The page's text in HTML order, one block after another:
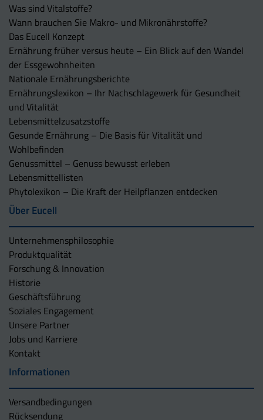
Was sind Vitalstoffe?
Wann brauchen Sie Makro- und Mikronährstoffe?
Das Eucell Konzept
Ernährung früher versus heute – Ein Blick auf den Wandel
der Essgewohnheiten
Nationale Ernährungsberichte
Ernährungslexikon – Ihr Nachschlagewerk für Gesundheit
und Vitalität
Lebensmittelzusatzstoffe
Gesunde Ernährung – Die Basis für Vitalität und
Wohlbefinden
Genussmittel – Genuss bewusst erleben
Lebensmittellisten
Phytolexikon – Die Kraft der Heilpflanzen entdecken
Über Eucell
Unternehmens­philosophie
Produktqualität
Forschung & Innovation
Historie
Geschäftsführung
Soziales Engagement
Unsere Partner
Jobs und Karriere
Kontakt
Informationen
Versandbedingungen
Rücksendung